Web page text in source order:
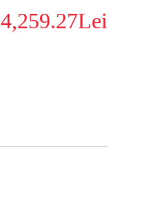
4,259.27Lei